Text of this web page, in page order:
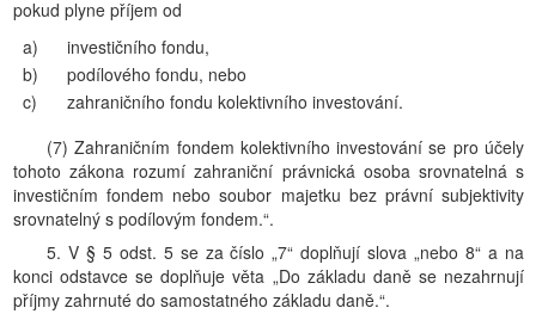
pokud plyne příjem od
a)
investičního fondu,
b)
podílového fondu, nebo
c)
zahraničního fondu kolektivního investování.
(7) Zahraničním fondem kolektivního investování se pro účely
tohoto zákona rozumí zahraniční právnická osoba srovnatelná s
investičním fondem nebo soubor majetku bez právní subjektivity
srovnatelný s podílovým fondem.“.
5. V § 5 odst. 5 se za číslo „7“ doplňují slova „nebo 8“ a na
konci odstavce se doplňuje věta „Do základu daně se nezahrnují
příjmy zahrnuté do samostatného základu daně.“.